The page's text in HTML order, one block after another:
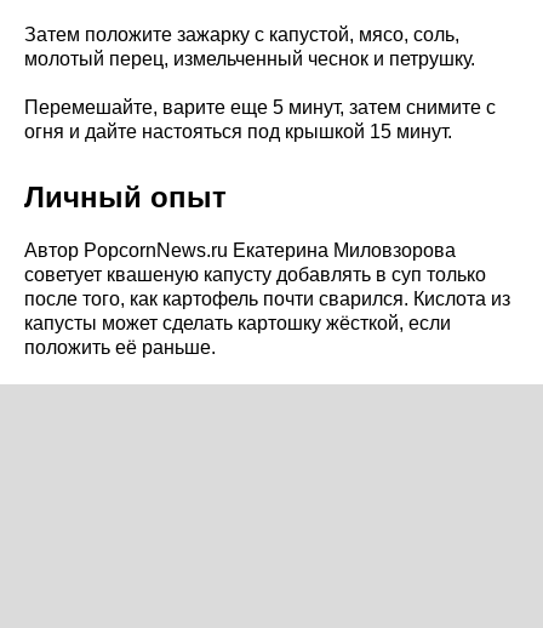
Затем положите зажарку с капустой, мясо, соль,
молотый перец, измельченный чеснок и петрушку.
Перемешайте, варите еще 5 минут, затем снимите с
огня и дайте настояться под крышкой 15 минут.
Личный опыт
Автор PopcornNews.ru Екатерина Миловзорова
советует квашеную капусту добавлять в суп только
после того, как картофель почти сварился. Кислота из
капусты может сделать картошку жёсткой, если
положить её раньше.